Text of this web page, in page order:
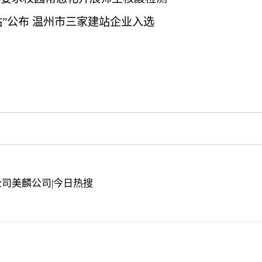
公布 温州市三家建站企业入选
美麟公司|今日热搜